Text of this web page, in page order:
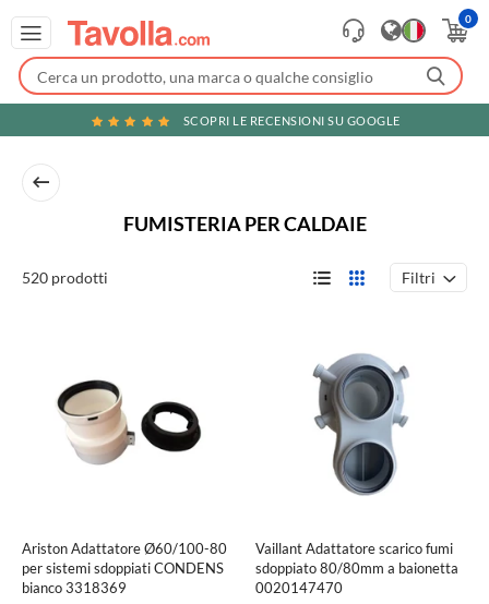
0
SCOPRI LE RECENSIONI SU GOOGLE
FUMISTERIA PER CALDAIE
520 prodotti Filtri
Ariston Adattatore Ø60/100-80
per sistemi sdoppiati CONDENS
bianco 3318369
Vaillant Adattatore scarico fumi
sdoppiato 80/80mm a baionetta
0020147470